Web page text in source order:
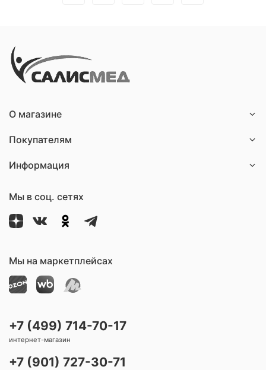
О магазине
Покупателям
Информация
Мы в соц. сетях
Мы на маркетплейсах
+7 (499) 714-70-17
интернет-магазин
+7 (901) 727-30-71